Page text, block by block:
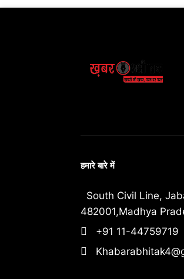
हमारे बारे में
South Civil Line,
482001,Madhya
+91 11-44759719